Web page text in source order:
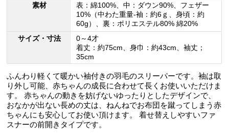
素材
表：綿100%、中：ダウン90%、フェザー
10%（中わた重量-袖：約6ｇ、身頃：約
60g）、裏：ポリエステル80% 綿20%
サイズ・寸法
0～4才
着丈：約75cm、身巾：約43cm、袖丈；
35cm
ふんわり軽くて暖かい袖付きの羽毛のスリーパーです。袖は取
り外し可能、赤ちゃんの成長に合わせて長くお使いいただけま
す。 赤ちゃんの動きを妨げないゆったりとしたデザインで、
おなかが出ない長めの丈は、ねんねでお布団を蹴ってしまう赤
ちゃんにも安心してお使い頂けます。 着せ替えしやすいファ
スナーの前開きタイプです。